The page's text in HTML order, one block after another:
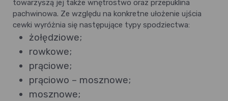
towarzyszą jej także wnętrostwo oraz przepuklina
pachwinowa. Ze względu na konkretne ułożenie ujścia
cewki wyróżnia się następujące typy spodziectwa:
żołędziowe;
rowkowe;
prąciowe;
prąciowo – mosznowe;
mosznowe;